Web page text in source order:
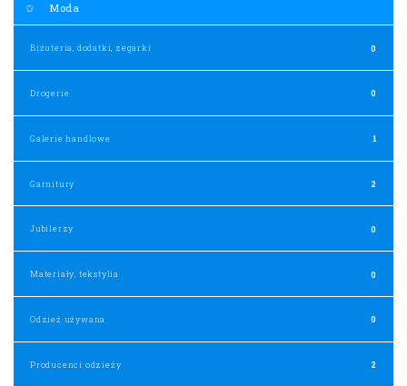
Moda
Biżuteria, dodatki, zegarki 0
Drogerie 0
Galerie handlowe 1
Garnitury 2
Jubilerzy 0
Materiały, tekstylia 0
Odzież używana 0
Producenci odzieży 2